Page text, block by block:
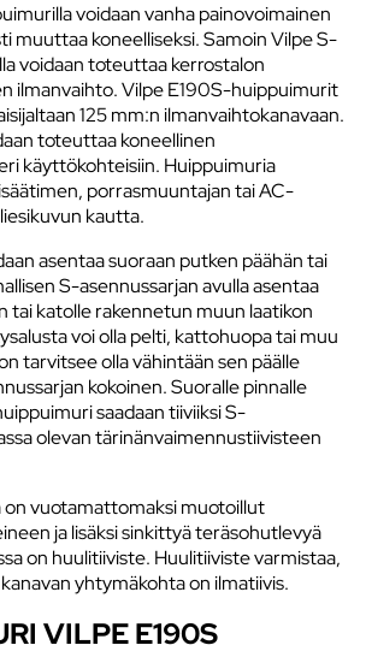
voidaan vanha painovoimainen
muuttaa koneelliseksi. Samoin Vilpe S-
voidaan toteuttaa kerrostalon
ilmanvaihto. Vilpe E190S-huippuimurit
125 mm:n ilmanvaihtokanavaan.
toteuttaa koneellinen
käyttökohteisiin. Huippuimuria
porrasmuuntajan tai AC-
kautta.
asentaa suoraan putken päähän tai
S-asennussarjan avulla asentaa
tai katolle rakennetun muun laatikon
voi olla pelti, kattohuopa tai muu
tarvitsee olla vähintään sen päälle
kokoinen. Suoralle pinnalle
saadaan tiiviiksi S-
olevan tärinänvaimennustiivisteen
on vuotamattomaksi muotoillut
ja lisäksi sinkittyä teräsohutlevyä
on huulitiiviste. Huulitiiviste varmistaa,
yhtymäkohta on ilmatiivis.
VILPE E190S